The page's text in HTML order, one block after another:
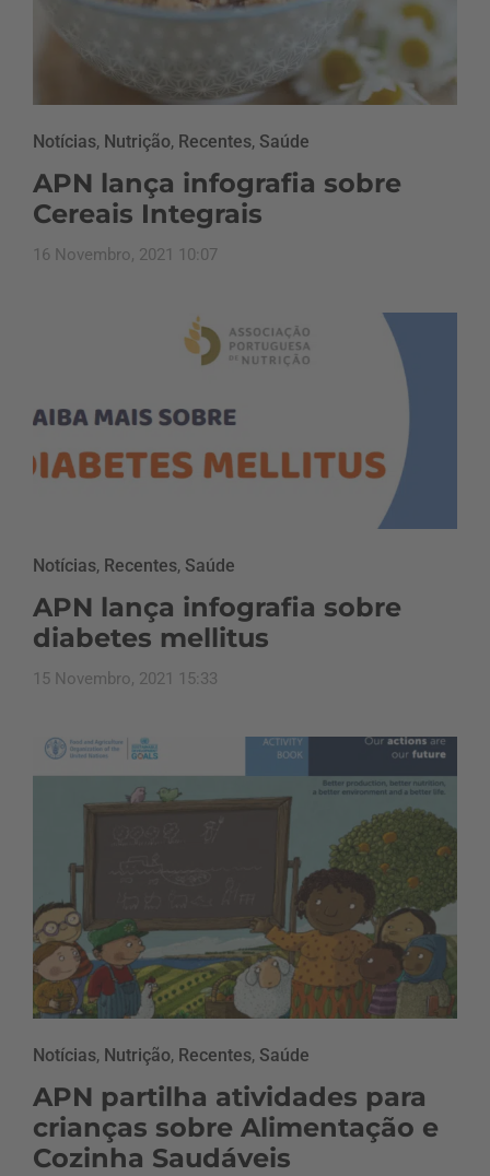
Notícias, Nutrição, Recentes, Saúde
APN lança infografia sobre
Cereais Integrais
16 Novembro, 2021 10:07
Notícias, Recentes, Saúde
APN lança infografia sobre
diabetes mellitus
15 Novembro, 2021 15:33
Notícias, Nutrição, Recentes, Saúde
APN partilha atividades para
crianças sobre Alimentação e
Cozinha Saudáveis